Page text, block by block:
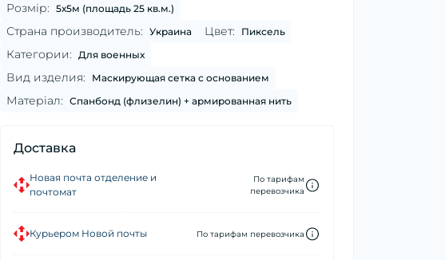
Розмір: 5х5м (площадь 25 кв.м.)
Страна производитель: Украина Цвет: Пиксель
Категории: Для военных
Вид изделия: Маскирующая сетка с основанием
Матеріал: Спанбонд (флизелин) + армированная нить
Доставка
Новая почта отделение и
почтомат
По тарифам
перевозчика
Курьером Новой почты По тарифам перевозчика